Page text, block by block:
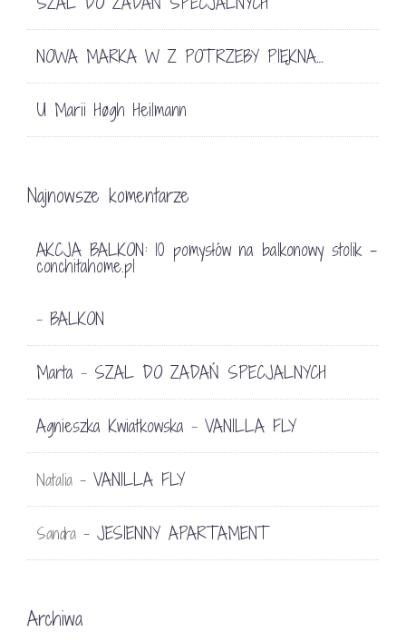
NOWA MARKA W Z POTRZEBY PIĘKNA…
U Marii Høgh Heilmann
Najnowsze komentarze
AKCJA BALKON: 10 pomysłów na balkonowy stolik -
conchitahome.pl
- BALKON
Marta - SZAL DO ZADAŃ SPECJALNYCH
Agnieszka Kwiatkowska - VANILLA FLY
Natalia - VANILLA FLY
Sandra - JESIENNY APARTAMENT
Archiwa